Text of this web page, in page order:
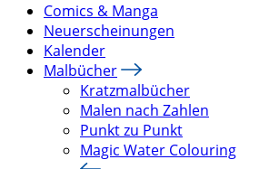
Comics & Manga
Neuerscheinungen
Kalender
Malbücher
Kratzmalbücher
Malen nach Zahlen
Punkt zu Punkt
Magic Water Colouring